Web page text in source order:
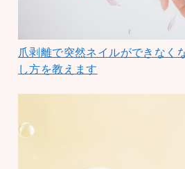
爪剥離で突然ネイルができなく
し方を教えます